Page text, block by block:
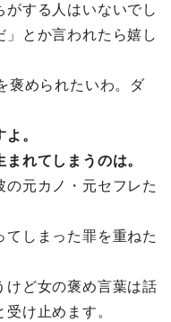
する人はいないでし
」とか言われたら嬉し
褒められたいわ。ダ
。
れてしまうのは。
の元カノ・元セフレた
てしまった罪を重ねた
けど女の褒め言葉は話
け止めます。